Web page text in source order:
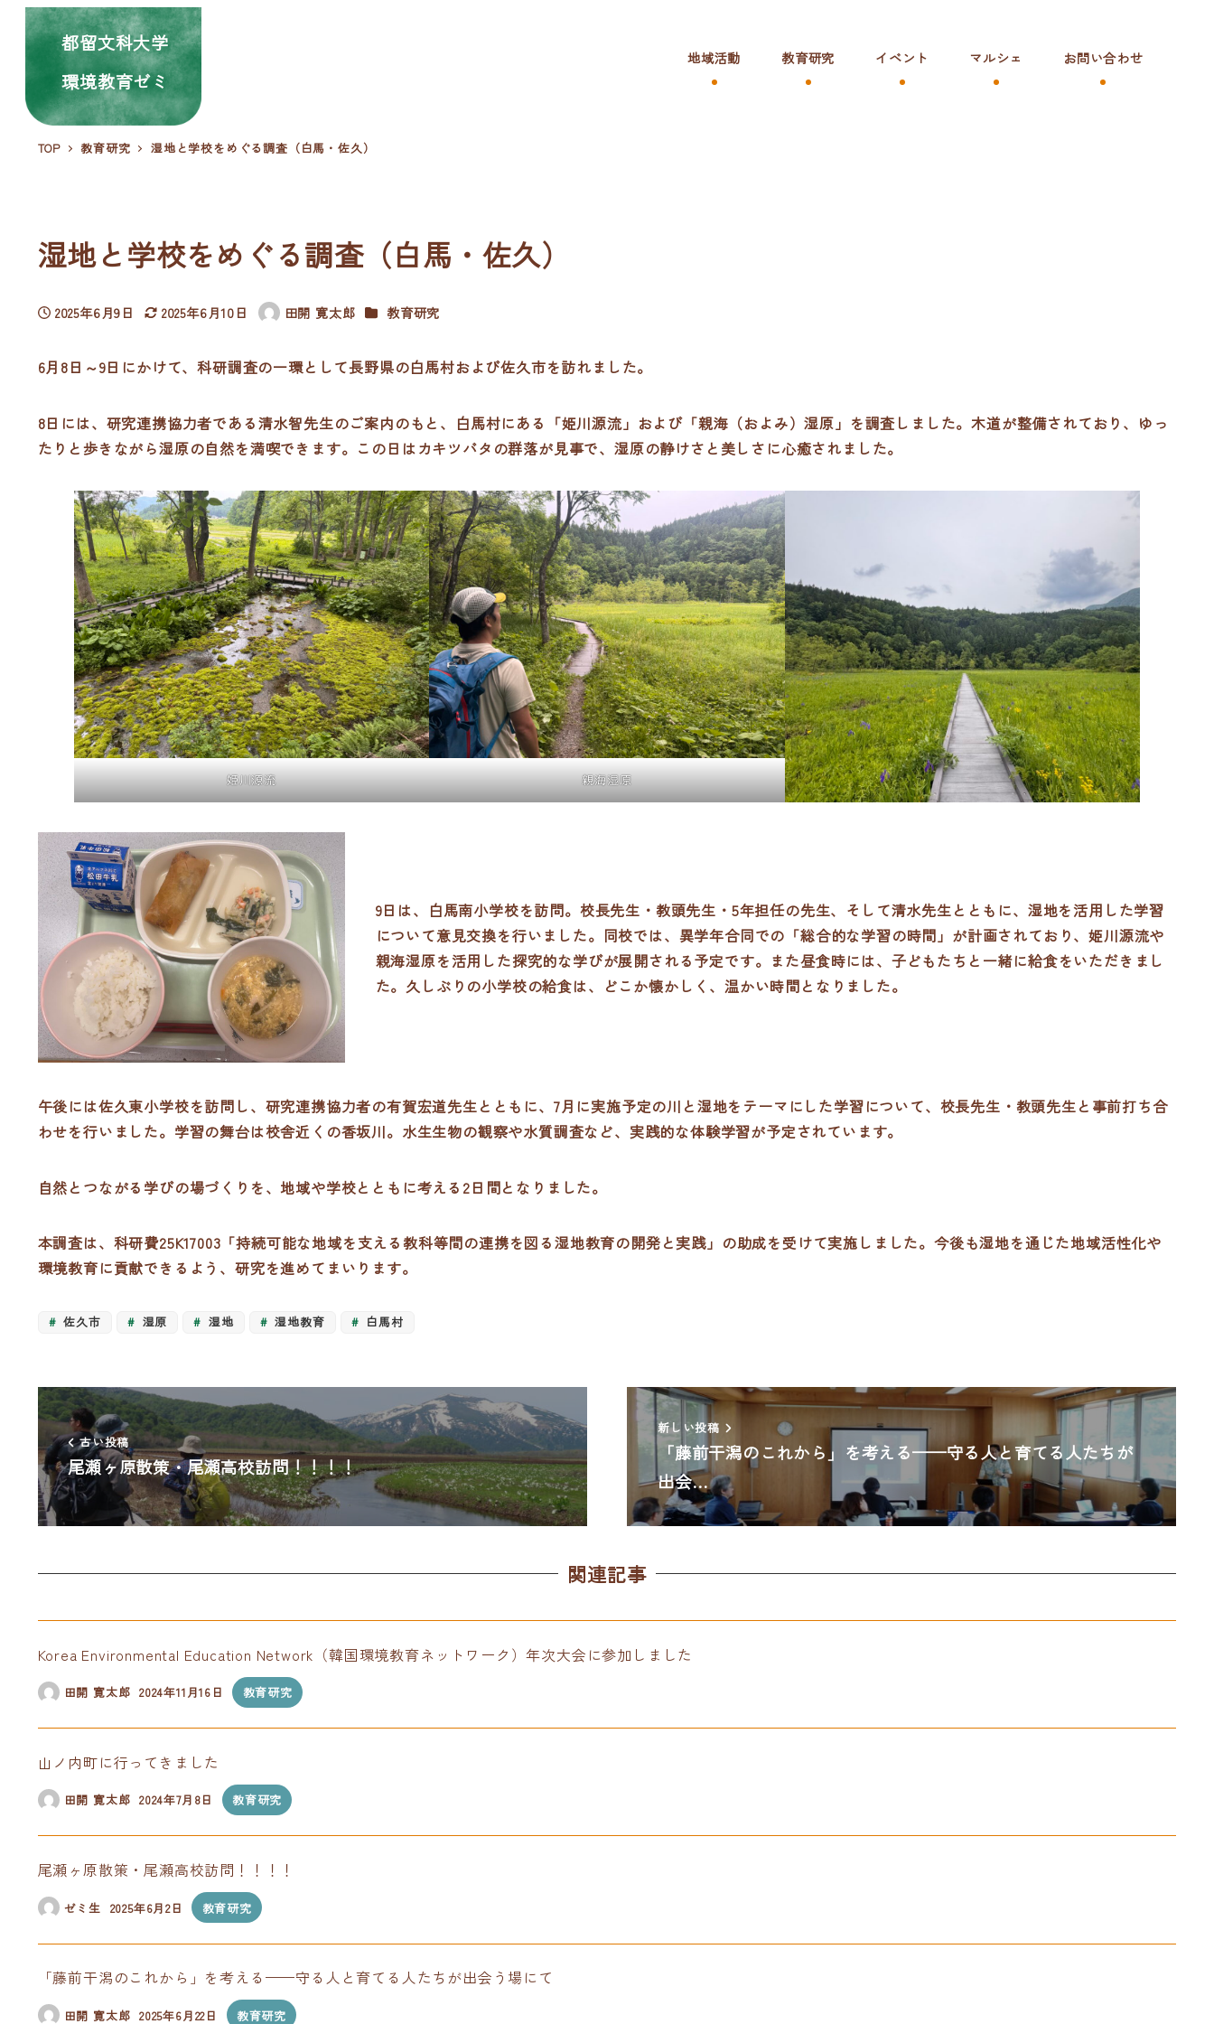
都留文科大学
環境教育ゼミ
地域活動 教育研究 イベント マルシェ お問い合わせ
TOP 教育研究 湿地と学校をめぐる調査（白馬・佐久）
湿地と学校をめぐる調査（白馬・佐久）
投稿日
2025年6月9日
更新日
2025年6月10日
著
田開 寛太郎 カテゴリー
教育研究
6月8日～9日にかけて、科研調査の一環として長野県の白馬村および佐久市を訪れました。
8日には、研究連携協力者である清水智先生のご案内のもと、白馬村にある「姫川源流」および「親海（およみ）湿原」を調査しました。木道が整備されており、ゆっ
たりと歩きながら湿原の自然を満喫できます。この日はカキツバタの群落が見事で、湿原の静けさと美しさに心癒されました。
姫川源流 親海湿原
9日は、白馬南小学校を訪問。校長先生・教頭先生・5年担任の先生、そして清水先生とともに、湿地を活用した学習
について意見交換を行いました。同校では、異学年合同での「総合的な学習の時間」が計画されており、姫川源流や
親海湿原を活用した探究的な学びが展開される予定です。また昼食時には、子どもたちと一緒に給食をいただきまし
た。久しぶりの小学校の給食は、どこか懐かしく、温かい時間となりました。
午後には佐久東小学校を訪問し、研究連携協力者の有賀宏道先生とともに、7月に実施予定の川と湿地をテーマにした学習について、校長先生・教頭先生と事前打ち合
わせを行いました。学習の舞台は校舎近くの香坂川。水生生物の観察や水質調査など、実践的な体験学習が予定されています。
自然とつながる学びの場づくりを、地域や学校とともに考える2日間となりました。
本調査は、科研費25K17003「持続可能な地域を支える教科等間の連携を図る湿地教育の開発と実践」の助成を受けて実施しました。今後も湿地を通じた地域活性化や
環境教育に貢献できるよう、研究を進めてまいります。
佐久市 湿原 湿地 湿地教育 白馬村
古い投稿
尾瀬ヶ原散策・尾瀬高校訪問！！！！
新しい投稿
「藤前干潟のこれから」を考える——守る人と育てる人たちが
出会…
関連記事
Korea Environmental Education Network（韓国環境教育ネットワーク）年次大会に参加しました
田開 寛太郎 2024年11月16日 教育研究
山ノ内町に行ってきました
田開 寛太郎 2024年7月8日 教育研究
尾瀬ヶ原散策・尾瀬高校訪問！！！！
ゼミ生 2025年6月2日 教育研究
「藤前干潟のこれから」を考える——守る人と育てる人たちが出会う場にて
田開 寛太郎 2025年6月22日 教育研究